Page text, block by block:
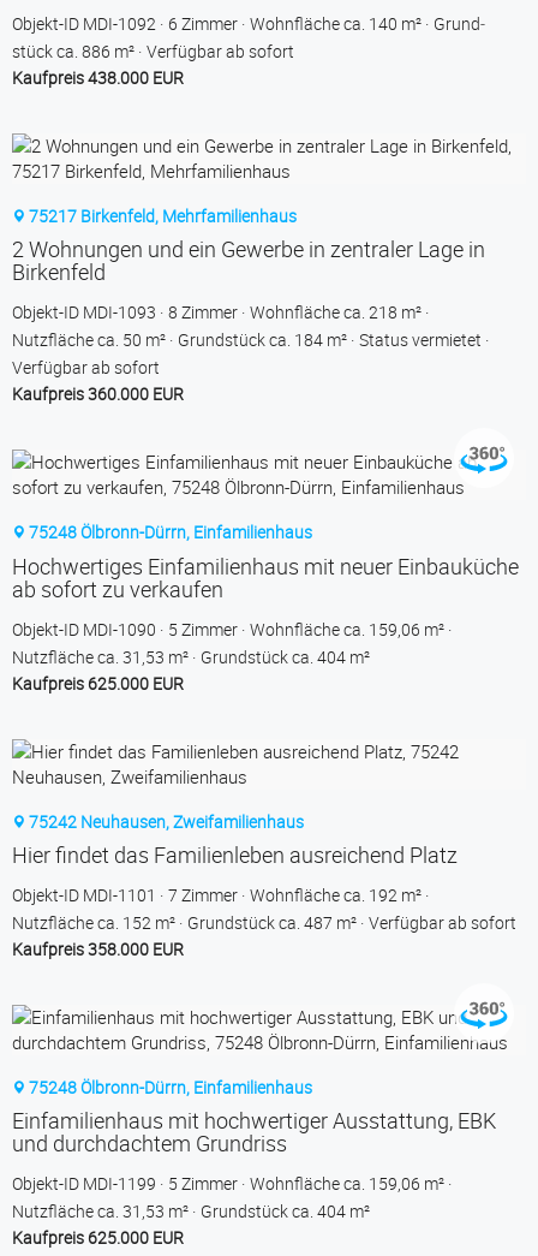
Objekt-ID MDI-1092 6 Zimmer Wohnfläche ca. 140 m²
Grund­
stück ca. 886 m² Verfügbar ab sofort
Kaufpreis 438.000 EUR
75217 Birkenfeld, Mehrfamilienhaus
2 Wohnungen und ein Gewerbe in zentraler Lage in
Birkenfeld
Objekt-ID MDI-1093 8 Zimmer Wohnfläche ca. 218 m²
Nutzfläche ca. 50 m²
Grund­stück ca. 184 m² Status vermietet
Verfügbar ab sofort
Kaufpreis 360.000 EUR
75248 Ölbronn-Dürrn, Einfamilienhaus
Hochwertiges Einfamilienhaus mit neuer Einbauküche
ab sofort zu verkaufen
Objekt-ID MDI-1090 5 Zimmer Wohnfläche ca. 159,06 m²
Nutzfläche ca. 31,53 m²
Grund­stück ca. 404 m²
Kaufpreis 625.000 EUR
75242 Neuhausen, Zweifamilienhaus
Hier findet das Familienleben ausreichend Platz
Objekt-ID MDI-1101 7 Zimmer Wohnfläche ca. 192 m²
Nutzfläche ca. 152 m²
Grund­stück ca. 487 m² Verfügbar ab sofort
Kaufpreis 358.000 EUR
75248 Ölbronn-Dürrn, Einfamilienhaus
Einfamilienhaus mit hochwertiger Ausstattung, EBK
und durchdachtem Grundriss
Objekt-ID MDI-1199 5 Zimmer Wohnfläche ca. 159,06 m²
Nutzfläche ca. 31,53 m²
Grund­stück ca. 404 m²
Kaufpreis 625.000 EUR